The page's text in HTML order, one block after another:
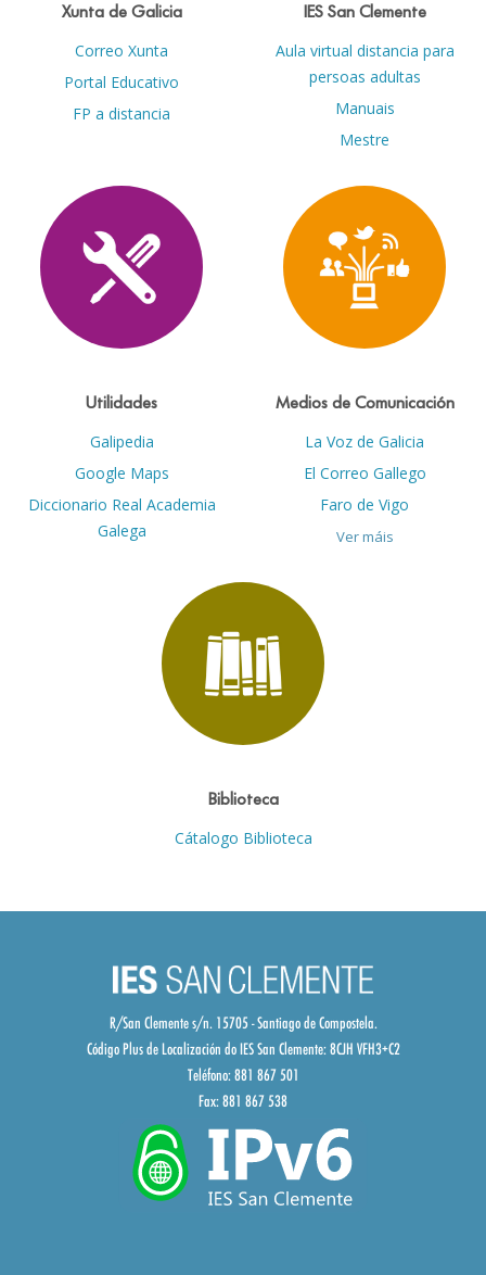
Xunta de Galicia
Correo Xunta
Portal Educativo
FP a distancia
IES San Clemente
Aula virtual distancia para
persoas adultas
Manuais
Mestre
Utilidades
Galipedia
Google Maps
Diccionario Real Academia
Galega
Medios de Comunicación
La Voz de Galicia
El Correo Gallego
Faro de Vigo
Ver máis
Biblioteca
Cátalogo Biblioteca
R/San Clemente s/n. 15705 - Santiago de Compostela.
Código Plus de Localización do IES San Clemente:8CJH VFH3+C2
Teléfono: 881 867 501
Fax: 881 867 538